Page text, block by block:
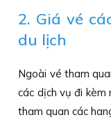
2. Giá vé
du lịch
Ngoài vé tham
các dịch vụ đi kèm
tham quan các